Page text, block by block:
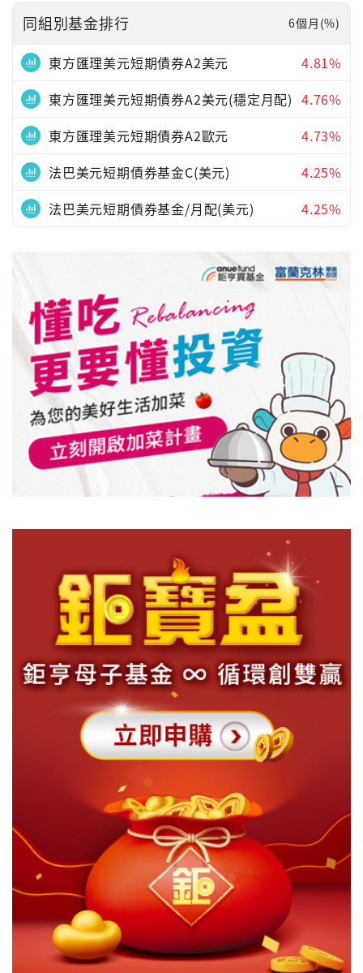
同組別基金排行 6個月(%)
東方匯理美元短期債券A2美元
4.81%
東方匯理美元短期債券A2美元(穩定月配) 4.76%
東方匯理美元短期債券A2歐元
4.73%
法巴美元短期債券基金C(美元)
4.25%
法巴美元短期債券基金/月配(美元)
4.25%